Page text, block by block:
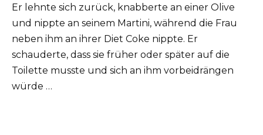
Er lehnte sich zurück, knabberte an einer Olive
und nippte an seinem Martini, während die Frau
neben ihm an ihrer Diet Coke nippte. Er
schauderte, dass sie früher oder später auf die
Toilette musste und sich an ihm vorbeidrängen
würde …